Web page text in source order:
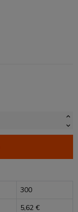
300
5,62 €